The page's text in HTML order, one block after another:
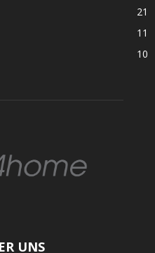
21
11
10
UNS